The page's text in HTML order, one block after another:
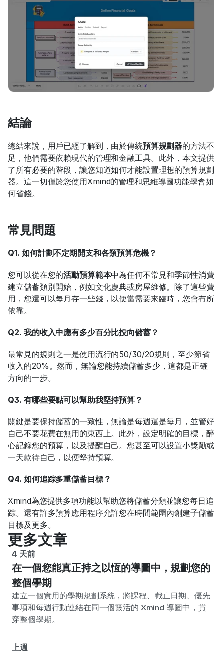
結論
總結來說，用戶已經了解到，由於傳統預算規劃器的方法不
足，他們需要依賴現代的管理和金融工具。此外，本文提供
了所有必要的階段，讓您知道如何才能設置理想的預算規劃
器。這一切僅於您使用Xmind的管理和思維導圖功能學會如
何省錢。
常見問題
Q1. 如何計劃不定期開支和各類預算危機？
您可以從在您的活動預算範本中為任何不常見和季節性消費
建立儲蓄類別開始，例如文化慶典或房屋維修。除了這些費
用，您還可以每月存一些錢，以便當需要來臨時，您會有所
依靠。
Q2. 我的收入中應有多少百分比投向儲蓄？
最常見的規則之一是使用流行的50/30/20規則，至少節省
收入的20%。然而，無論您能持續儲蓄多少，這都是正確
方向的一步。
Q3. 有哪些要點可以幫助我堅持預算？
關鍵是要保持儲蓄的一致性，無論是每週還是每月，並管好
自己不要花費在無用的東西上。此外，設定明確的目標，醉
心記錄您的預算，以及提醒自己。您甚至可以設置小獎勵或
一天款待自己，以便堅持預算。
Q4. 如何追踪多重儲蓄目標？
Xmind為您提供多項功能以幫助您將儲蓄分類並讓您每日追
踪。還有許多預算應用程序允許您在時間範圍內創建子儲蓄
目標及更多。
更多文章
4 天前
在一個您能真正持之以恆的導圖中，規劃您的
整個學期
建立一個實用的學期規劃系統，將課程、截止日期、優先
事項和每週行動連結在同一個靈活的 Xmind 導圖中，貫
穿整個學期。
上週